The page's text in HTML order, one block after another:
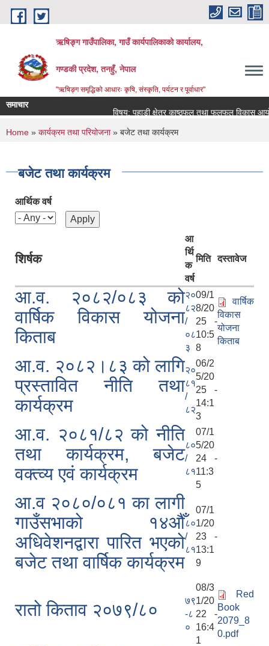
Skip to main content
ऋषिङ्ग गाउँपालिका, गाउँ कार्यपालिकाको कार्यालय,
गण्डकी प्रदेश, तनहुँ, नेपाल
"ऋषिङ्ग समृद्धिको आधारः कृषि, संस्कृति, पर्यटन र पूर्वाधार"
समाचार
विषय: पहाडी क्षेत्र काष्ठफल तथा फलफूल विकास
You are here
Home » कार्यक्रम तथा परियोजना» बजेट तथा कार्यक्रम
बजेट तथा कार्यक्रम
आर्थिक वर्ष
शिर्षक
आ
र्थि
क
वर्ष
मिति दस्तावेज
आ.व. २०८२/०८३ को
वार्षिक विकास योजना
किताब
२०
८२
/
०८
३
09/1
8/20
25 -
10:5
8
वार्षिक
विकास
योजना
किताब
आ.व. २०८२।८३ को लागि
प्रस्तावित नीति तथा
कार्यक्रम
२०
८१
/
८२
06/2
5/20
25 -
14:1
3
आ.व. २०८१/८२ को नीति
तथा कार्यक्रम, बजेट
वक्त्व्य एवं कार्यक्रम
८०
/
८१
07/1
5/20
24 -
11:3
5
आ.व २०८०/०८१ का लागी
गाउँसभाको १४औँ
अधिवेशनद्वारा पारित भएको
बजेट तथा वार्षिक कार्यक्रम
८०
/
८१
07/1
1/20
23 -
13:1
9
रातो किताव २०७९/८०
७९
-८
०
08/3
1/20
22 -
16:4
1
Red
Book
2079_8
0.pdf